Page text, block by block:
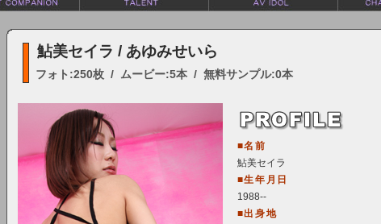
鮎美セイラ / あゆみせいら
フォト:250枚 / ムービー:5本 / 無料サンプル:0本
■名前
鮎美セイラ
■生年月日
1988--
■出身地